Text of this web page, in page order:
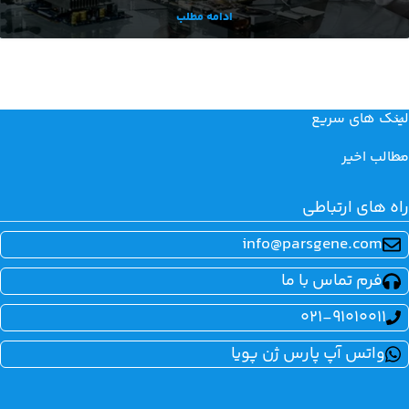
ادامه مطلب
لینک های سریع
مطالب اخیر
راه های ارتباطی
info@parsgene.com
فرم تماس با ما
021-91010011
واتس آپ پارس ژن پویا